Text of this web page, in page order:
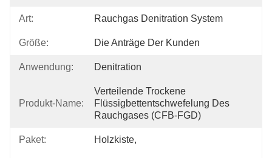
Art: Rauchgas Denitration System
Größe: Die Anträge Der Kunden
Anwendung: Denitration
Produkt-Name:
Verteilende Trockene
Flüssigbettentschwefelung Des
Rauchgases (CFB-FGD)
Paket: Holzkiste,